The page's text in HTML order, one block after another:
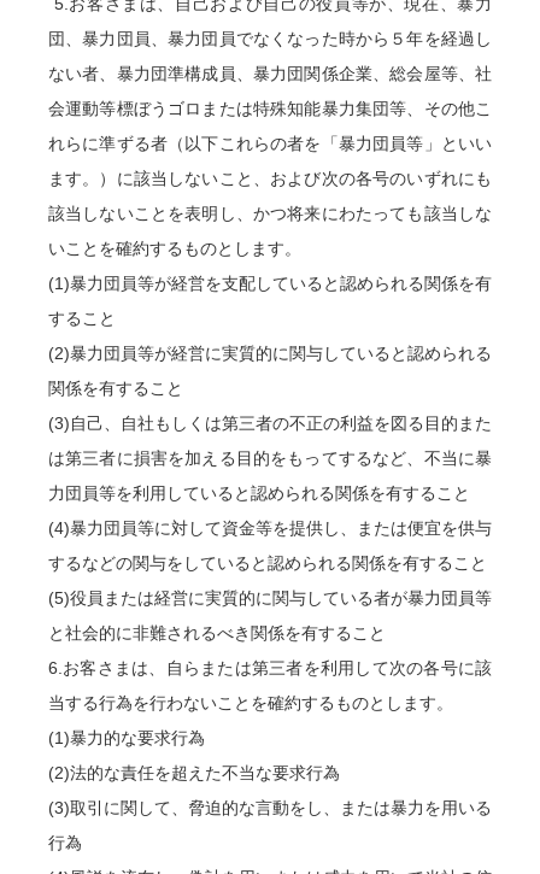
団、暴力団員、暴力団員でなくなった時から５年を経過し
ない者、暴力団準構成員、暴力団関係企業、総会屋等、社
会運動等標ぼうゴロまたは特殊知能暴力集団等、その他こ
れらに準ずる者（以下これらの者を「暴力団員等」といい
ます。）に該当しないこと、および次の各号のいずれにも
該当しないことを表明し、かつ将来にわたっても該当しな
いことを確約するものとします。
(1)暴力団員等が経営を支配していると認められる関係を有
すること
(2)暴力団員等が経営に実質的に関与していると認められる
関係を有すること
(3)自己、自社もしくは第三者の不正の利益を図る目的また
は第三者に損害を加える目的をもってするなど、不当に暴
力団員等を利用していると認められる関係を有すること
(4)暴力団員等に対して資金等を提供し、または便宜を供与
するなどの関与をしていると認められる関係を有すること
(5)役員または経営に実質的に関与している者が暴力団員等
と社会的に非難されるべき関係を有すること
6.お客さまは、自らまたは第三者を利用して次の各号に該
当する行為を行わないことを確約するものとします。
(1)暴力的な要求行為
(2)法的な責任を超えた不当な要求行為
(3)取引に関して、脅迫的な言動をし、または暴力を用いる
行為